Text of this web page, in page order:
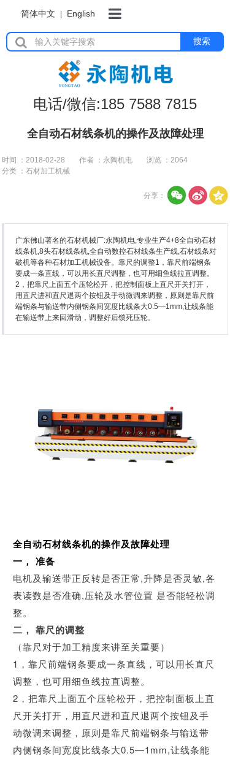
简体中文 | English
电话/微信:185 7588 7815
搜索
岩板加工设备
石英石加工设备
关于永陶
联系永陶
全自动石材线条机的操作及故障处理
时间 ：2018-02-28 作者 ：永陶机电 浏览 ：2064
分类 ：石材加工机械
分享：
广东佛山著名的石材机械厂:永陶机电,专业生产4+8全自动石材
线条机,8头石材线条机,全自动数控石材线条生产线,石材线条对
破机等各种石材加工机械设备。靠尺的调整1，靠尺前端钢条
要成一条直线，可以用长直尺调整，也可用细鱼线拉直调整。
2，把靠尺上面五个压轮松开，把控制面板上直尺开关打开，
用直尺进和直尺退两个按钮及手动微调来调整，原则是靠尺前
端钢条与输送带内侧钢条间宽度比线条大0.5—1mm,让线条能
在输送带上来回滑动，调整好后锁死压轮。
全自动石材线条机的操作及故障处理
一， 准备
电机及输送带正反转是否正常,升降是否灵敏,各
表读数是否准确,压轮及水管位置 是否能轻松调
整。
二， 靠尺的调整
（靠尺对于加工精度来讲至关重要）
1，靠尺前端钢条要成一条直线，可以用长直尺
调整，也可用细鱼线拉直调整。
2，把靠尺上面五个压轮松开，把控制面板上直
尺开关打开，用直尺进和直尺退两个按钮及手
动微调来调整，原则是靠尺前端钢条与输送带
内侧钢条间宽度比线条大0.5—1mm,让线条能